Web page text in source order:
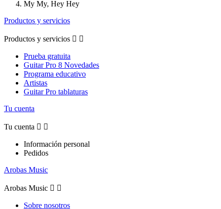
My My, Hey Hey
Productos y servicios
Productos y servicios  
Prueba gratuita
Guitar Pro 8 Novedades
Programa educativo
Artistas
Guitar Pro tablaturas
Tu cuenta
Tu cuenta  
Información personal
Pedidos
Arobas Music
Arobas Music  
Sobre nosotros